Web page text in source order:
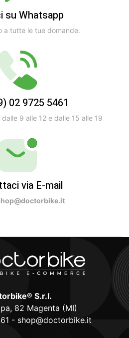
su Whatsapp
a tutte le tue domande.
02 9725 5461
9 alle 12 e dalle 15 alle 19
via E-mail
S.r.l.
82 Magenta (MI)
- shop@doctorbike.it